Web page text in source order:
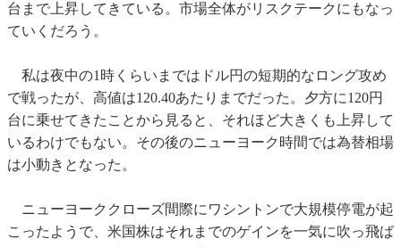
台まで上昇してきている。市場全体がリスクテークにもなっ
ていくだろう。
私は夜中の1時くらいまではドル円の短期的なロング攻め
で戦ったが、高値は120.40あたりまでだった。夕方に120円
台に乗せてきたことから見ると、それほど大きくも上昇して
いるわけでもない。その後のニューヨーク時間では為替相場
は小動きとなった。
ニューヨーククローズ間際にワシントンで大規模停電が起
こったようで、米国株はそれまでのゲインを一気に吹っ飛ば